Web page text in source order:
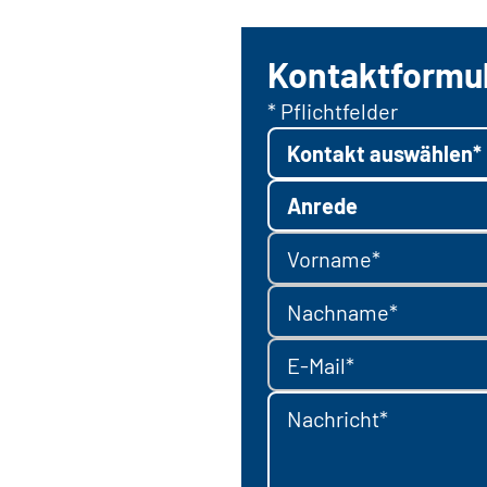
* Pflichtfelder
Kontakt auswählen*
Anrede
Vorname*
Nachname*
E-Mail*
Nachricht*